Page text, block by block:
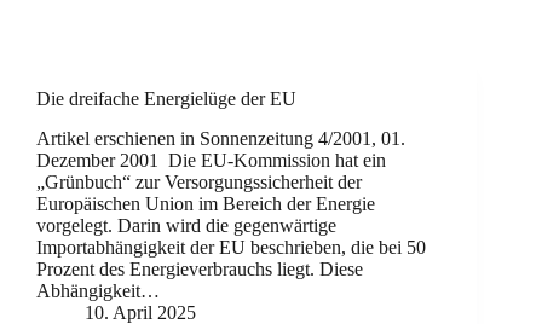
Die dreifache Energielüge der EU
Artikel erschienen in Sonnenzeitung 4/2001, 01.
Dezember 2001 Die EU-Kommission hat ein
„Grünbuch“ zur Versorgungssicherheit der
Europäischen Union im Bereich der Energie
vorgelegt. Darin wird die gegenwärtige
Importabhängigkeit der EU beschrieben, die bei 50
Prozent des Energieverbrauchs liegt. Diese
Abhängigkeit…
10. April 2025